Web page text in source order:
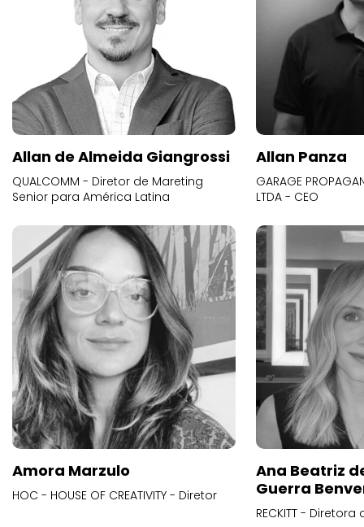
Allan de Almeida Giangrossi
QUALCOMM - Diretor de Mareting
Senior para América Latina
Allan Panza
GARAGE
LTDA - CEO
Amora Marzulo
HOC - HOUSE OF CREATIVITY - Diretor
Ana Beatriz
Guerra
RECKITT -